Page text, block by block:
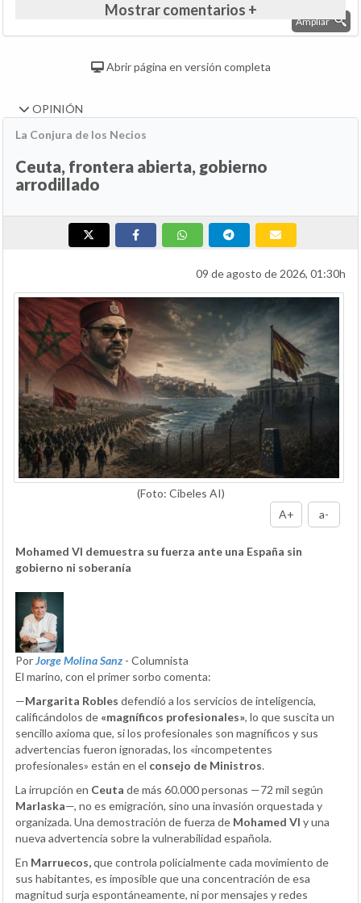
Ampliar
Mostrar comentarios +
Abrir página en versión completa
OPINIÓN
La Conjura de los Necios
Ceuta, frontera abierta, gobierno
arrodillado
09 de agosto de 2026, 01:30h
(Foto: Cibeles AI)
A+
a-
Mohamed VI demuestra su fuerza ante una España sin
gobierno ni soberanía
PorJorge Molina Sanz - Columnista
El marino, con el primer sorbo comenta:
—Margarita Robles defendió a los servicios de inteligencia,
calificándolos de «magníficos profesionales», lo que suscita un
sencillo axioma que, si los profesionales son magníficos y sus
advertencias fueron ignoradas, los «incompetentes
profesionales» están en el consejo de Ministros.
La irrupción en Ceuta de más 60.000 personas —72 mil según
Marlaska—, no es emigración, sino una invasión orquestada y
organizada. Una demostración de fuerza de Mohamed VI y una
nueva advertencia sobre la vulnerabilidad española.
En Marruecos,que controla policialmente cada movimiento de
sus habitantes, es imposible que una concentración de esa
magnitud surja espontáneamente, ni por mensajes y redes